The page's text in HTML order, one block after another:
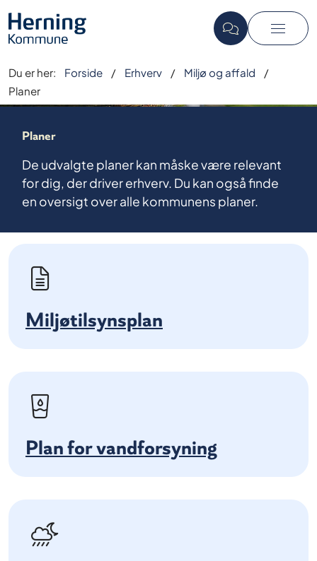
Du er her: Forside Erhverv
Miljø og affald
Planer
Planer
De udvalgte planer kan måske være relevant
for dig, der driver erhverv. Du kan også finde
en oversigt over alle kommunens planer.
Miljøtilsynsplan
Plan for vandforsyning